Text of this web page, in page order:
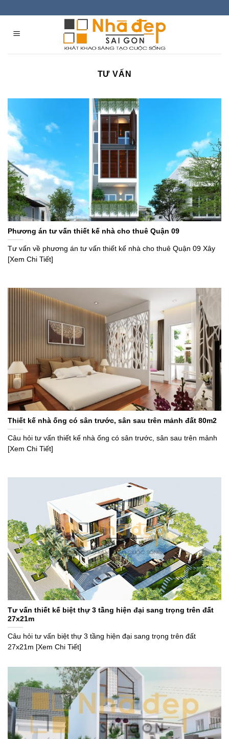
content
TƯ VẤN
Phương án tư vấn thiết kế nhà cho thuê Quận 09
Tư vấn về phương án tư vấn thiết kế nhà cho thuê Quận 09 Xây
[Xem Chi Tiết]
Thiết kế nhà ống có sân trước, sân sau trên mảnh đất 80m2
Câu hỏi tư vấn thiết kế nhà ống có sân trước, sân sau trên mảnh
[Xem Chi Tiết]
Tư vấn thiết kế biệt thự 3 tầng hiện đại sang trọng trên đất
27x21m
Câu hỏi tư vấn biệt thự 3 tầng hiện đại sang trọng trên đất
27x21m [Xem Chi Tiết]